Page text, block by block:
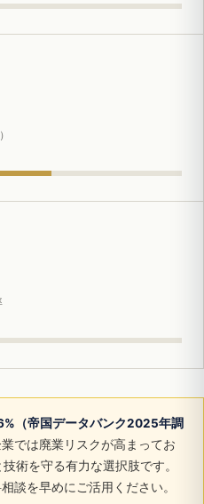
（帝国データバンク2025年調
では廃業リスクが高まってお
術を守る有力な選択肢です。
談を早めにご活用ください。